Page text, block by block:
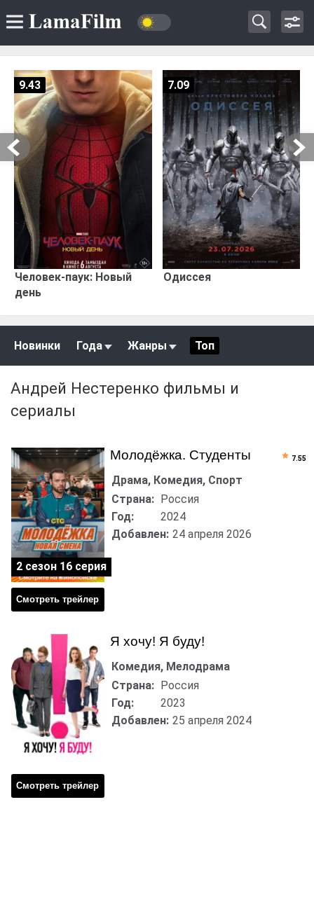
Человек-паук: Новый
день
9.43
Одиссея
7.09
Новинки Года Жанры Топ
Андрей Нестеренко фильмы и
сериалы
Молодёжка. Студенты
Смотреть трейлер
Драма, Комедия, Спорт
Страна: Россия
Год:
2024
Добавлен: 24 апреля 2026
2 сезон 16 серия
7.55
Я хочу! Я буду!
Смотреть трейлер
Комедия, Мелодрама
Страна: Россия
Год:
2023
Добавлен: 25 апреля 2024